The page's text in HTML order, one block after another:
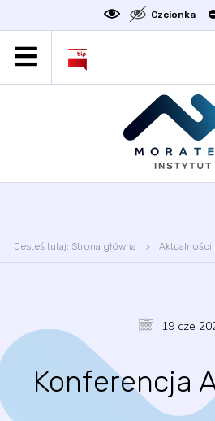
Czcionka
SCIENCE4BUSINESS
Jesteś tutaj: Strona główna Aktualności
19 cze
Konferencja